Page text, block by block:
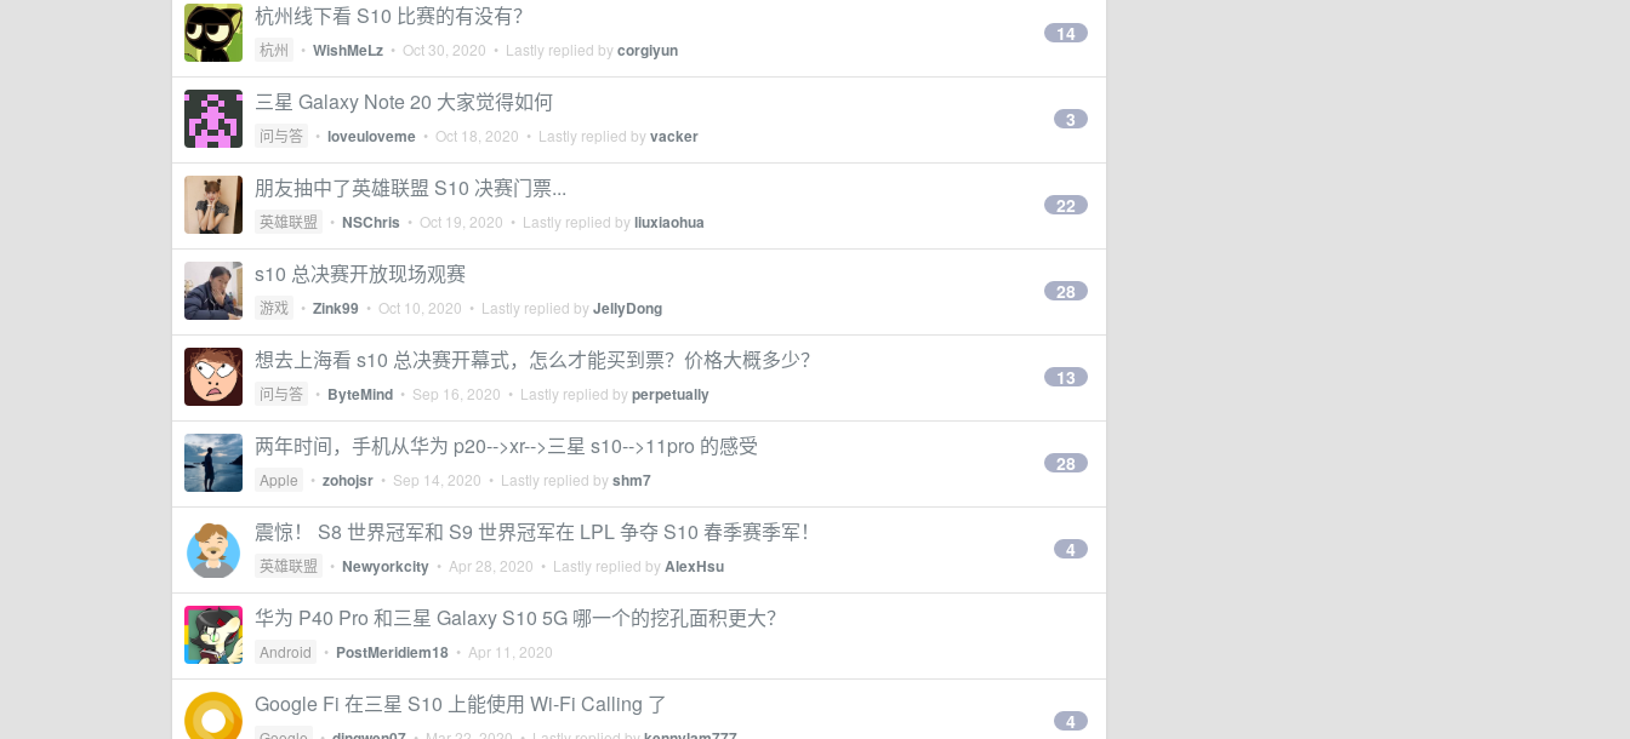
杭州线下看 S10 比赛的有没有？
杭州 • WishMeLz • Oct 30, 2020 • Lastly replied bycorgiyun
14
三星 Galaxy Note 20 大家觉得如何
问与答 • loveuloveme • Oct 18, 2020 • Lastly replied byvacker
3
朋友抽中了英雄联盟 S10 决赛门票...
英雄联盟 • NSChris • Oct 19, 2020 • Lastly replied byliuxiaohua
22
s10 总决赛开放现场观赛
游戏 • Zink99 • Oct 10, 2020 • Lastly replied byJellyDong
28
想去上海看 s10 总决赛开幕式，怎么才能买到票？价格大概多少？
问与答 • ByteMind • Sep 16, 2020 • Lastly replied byperpetually
13
两年时间，手机从华为 p20-->xr-->三星 s10-->11pro 的感受
Apple • zohojsr • Sep 14, 2020 • Lastly replied byshm7
28
震惊！ S8 世界冠军和 S9 世界冠军在 LPL 争夺 S10 春季赛季军！
英雄联盟 • Newyorkcity • Apr 28, 2020 • Lastly replied byAlexHsu
4
华为 P40 Pro 和三星 Galaxy S10 5G 哪一个的挖孔面积更大？
Android • PostMeridiem18 • Apr 11, 2020
Google Fi 在三星 S10 上能使用 Wi-Fi Calling 了
4